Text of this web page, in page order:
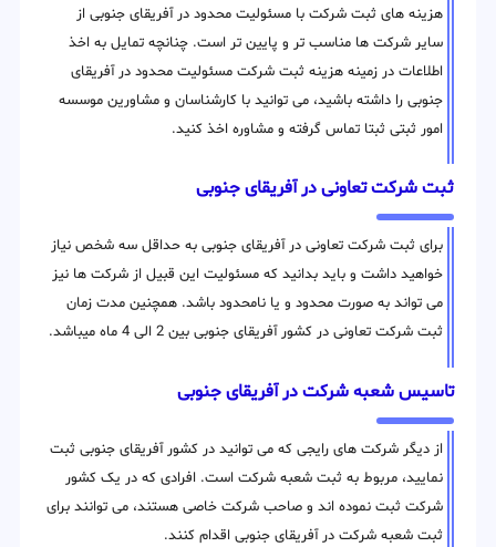
هزینه های ثبت شرکت با مسئولیت محدود در آفریقای جنوبی از
سایر شرکت ها مناسب تر و پایین تر است. چنانچه تمایل به اخذ
اطلاعات در زمینه هزینه ثبت شرکت مسئولیت محدود در آفریقای
جنوبی را داشته باشید، می توانید با کارشناسان و مشاورین موسسه
امور ثبتی ثبتا تماس گرفته و مشاوره اخذ کنید.
ثبت شرکت تعاونی در آفریقای جنوبی
برای ثبت شرکت تعاونی در آفریقای جنوبی به حداقل سه شخص نیاز
خواهید داشت و باید بدانید که مسئولیت این قبیل از شرکت ها نیز
می تواند به صورت محدود و یا نامحدود باشد. همچنین مدت زمان
ثبت شرکت تعاونی در کشور آفریقای جنوبی بین 2 الی 4 ماه میباشد.
تاسیس شعبه شرکت در آفریقای جنوبی
از دیگر شرکت های رایجی که می توانید در کشور آفریقای جنوبی ثبت
نمایید، مربوط به ثبت شعبه شرکت است. افرادی که در یک کشور
شرکت ثبت نموده اند و صاحب شرکت خاصی هستند، می توانند برای
ثبت شعبه شرکت در آفریقای جنوبی اقدام کنند.